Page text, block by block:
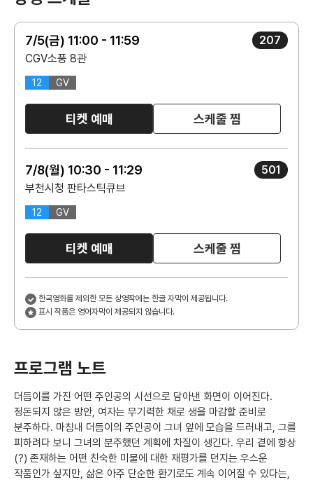
7/5(금) 11:00 - 11:59
207
CGV소풍 8관
12 GV
티켓 예매 스케줄 찜
7/8(월) 10:30 - 11:29
501
부천시청 판타스틱큐브
12 GV
티켓 예매 스케줄 찜
한국영화를 제외한 모든 상영작에는 한글 자막이 제공됩니다.
표시 작품은 영어자막이 제공되지 않습니다.
프로그램 노트
더듬이를 가진 어떤 주인공의 시선으로 담아낸 화면이 이어진다.
정돈되지 않은 방안, 여자는 무기력한 채로 생을 마감할 준비로
분주하다. 마침내 더듬이의 주인공이 그녀 앞에 모습을 드러내고, 그를
피하려다 보니 그녀의 분주했던 계획에 차질이 생긴다. 우리 곁에 항상
(?) 존재하는 어떤 친숙한 미물에 대한 재평가를 던지는 우스운
작품인가 싶지만, 삶은 아주 단순한 환기로도 계속 이어질 수 있다는,